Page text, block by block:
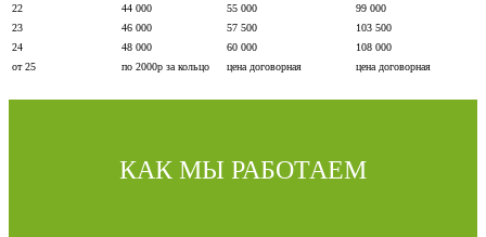
22 44 000 55 000
99 000
23
46 000 57 500
103 500
24
48 000 60 000
108 000
от 25
по 2000р за кольцо цена договорная цена договорная
КАК МЫ РАБОТАЕМ